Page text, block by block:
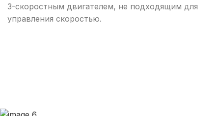
3-скоростным двигателем, не подходящим для
управления скоростью.